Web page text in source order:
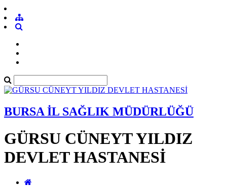
BURSA İL SAĞLIK MÜDÜRLÜĞÜ
GÜRSU CÜNEYT YILDIZ
DEVLET HASTANESİ